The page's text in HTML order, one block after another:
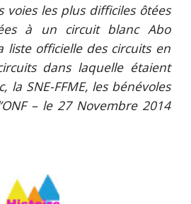
voies les plus difficiles ôtées
à un circuit blanc Abo
liste officielle des circuits en
dans laquelle étaient
la SNE-FFME, les bénévoles
– le 27 Novembre 2014